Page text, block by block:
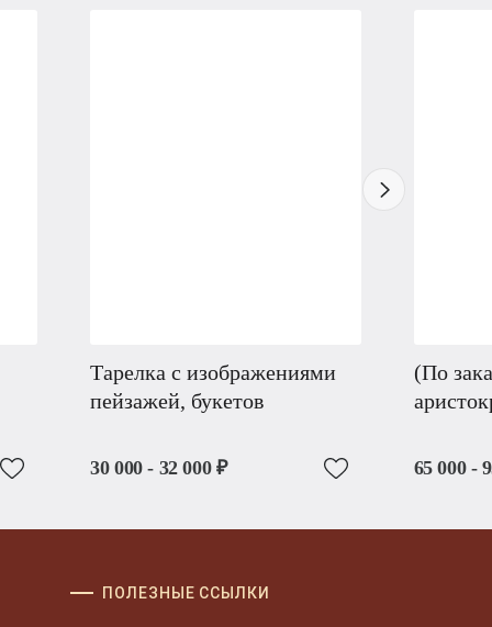
Тарелка с изображениями
пейзажей, букетов
30 000 - 32 000 ₽
(По
65 000 -
ПОЛЕЗНЫЕ ССЫЛКИ